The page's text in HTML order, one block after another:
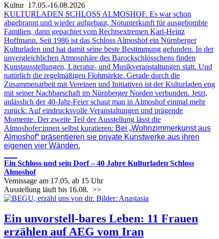
Kultur17.05.-16.08.2026
KULTURLADEN SCHLOSS ALMOSHOF. Es war schon
abgebrannt und wieder aufgebaut, Notunterkunft für ausgebombte
Familien, dann gepachtet vom Rechtsextremen Karl-Heinz
Hoffmann. Seit 1986 ist das Schloss Almoshof ein Nürnberger
Kulturladen und hat damit seine beste Bestimmung gefunden. In der
unvergleichlichen Atmosphäre des Barockschlösschens finden
Kunstausstellungen, Literatur- und Musikveranstaltungen statt. Und
natürlich die regelmäßigen Flohmärkte. Gerade durch die
Zusammenarbeit mit Vereinen und Initiativen ist der Kulturladen eng
mit seiner Nachbarschaft im Nürnberger Norden verbunden. Jetzt,
anlässlich der 40-Jahr-Feier schaut man in Almoshof einmal mehr
zurück: Auf eindrucksvolle Veranstaltungen und prägende
Momente. Der zweite Teil der Ausstellung lässt die
Almoshofer:innen selbst kuratieren: Bei „Wohnzimmerkunst aus
Almoshof“ präsentieren sie private Kunstwerke aus ihren
eigenen vier Wänden.
Ein Schloss und sein Dorf – 40 Jahre Kulturladen Schloss
Almoshof
Vernissage am 17.05, ab 15 Uhr
Ausstellung läuft bis 16.08. >>
Ein unvorstell-bares Leben: 11 Frauen
erzählen auf AEG vom Iran